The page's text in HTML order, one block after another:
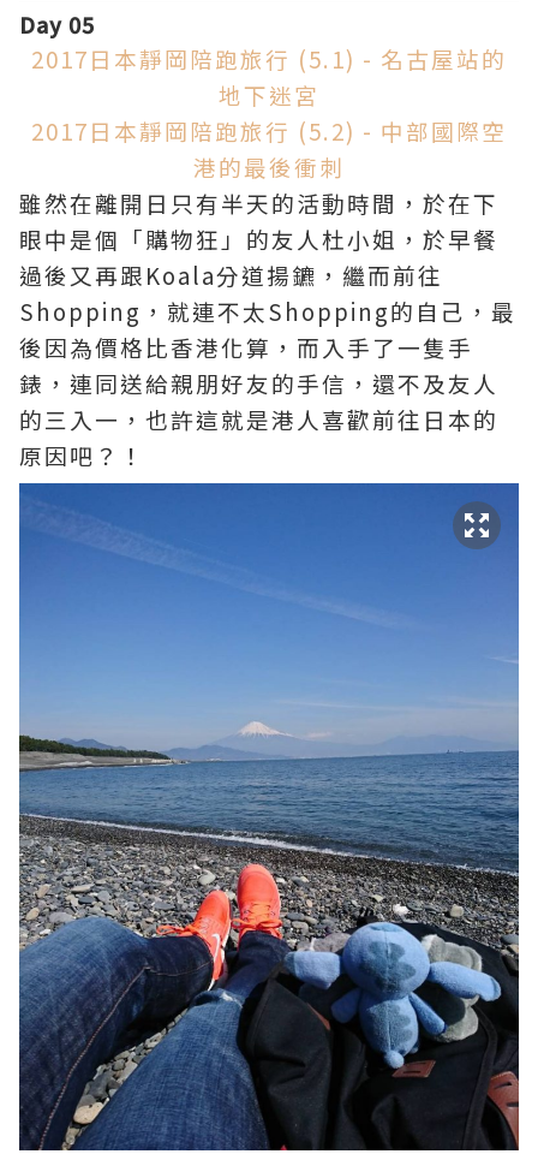
Day 05
2017日本靜岡陪跑旅行 (5.1) - 名古屋站的
地下迷宮
2017日本靜岡陪跑旅行 (5.2) - 中部國際空
港的最後衝刺
雖然在離開日只有半天的活動時間，於在下
眼中是個「購物狂」的友人杜小姐，於早餐
過後又再跟Koala分道揚鑣，繼而前往
Shopping， 就連不太Shopping的自己，最
後因為價格比香港化算，而入手了一隻手
錶，連同送給親朋好友的手信，還不及友人
的三入一， 也許這就是港人喜歡前往日本的
原因吧？！